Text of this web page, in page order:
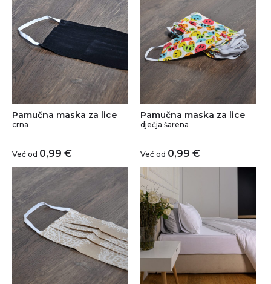
Pamučna maska za lice
crna
Već od 0,99 €
Pamučna maska za lice
dječja šarena
Već od 0,99 €